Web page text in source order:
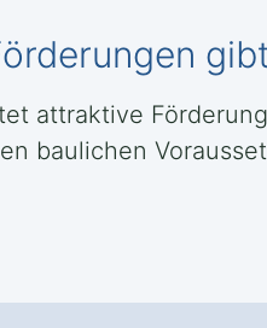
attraktive
baulichen